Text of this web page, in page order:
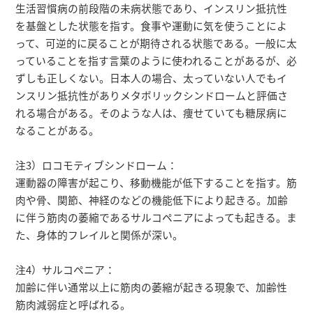
生活習慣病の前段階の未病状態であり、インスリン抵抗性
を基盤とした状態を指す。食事や運動に気を使うことによ
って、可逆的に戻ることが期待される状態である。一般に太
っていることを指す言葉のように使われることがあるが、必
ずしも正しくない。日本人の場合、太っていない人でもイ
ンスリン抵抗性がありメタボリックシンドロームと評価さ
れる場合がある。そのような人は、痩せていても糖尿病に
なることがある。
注3）ロコモティブシンドローム：
運動器の障害が起こり、移動機能が低下することを指す。筋
肉や骨、関節、神経のなどの機能低下により起きる。加齢
に伴う筋肉の萎縮であるサルコペニアによっても起きる。ま
た、身体的フレイルと関係が深い。
注4）サルコペニア：
加齢に伴い通常以上に筋肉の萎縮が起きる現象で、加齢性
筋肉減弱症と呼ばれる。